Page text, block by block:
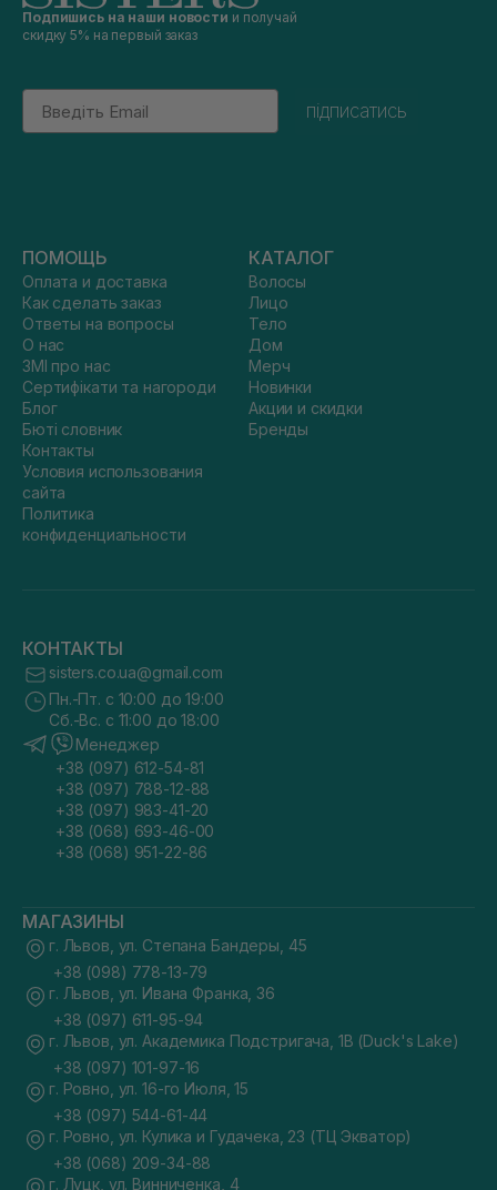
Подпишись на наши новости и получай
скидку 5% на первый заказ
Email
підписатись
ПОМОЩЬ
Оплата и доставка
Как сделать заказ
Ответы на вопросы
О нас
ЗМІ про нас
Сертифікати та нагороди
Блог
Бюті словник
Контакты
Условия использования
сайта
Политика
конфиденциальности
КАТАЛОГ
Волосы
Лицо
Тело
Дом
Мерч
Новинки
Акции и скидки
Бренды
КОНТАКТЫ
sisters.co.ua@gmail.com
Пн.-Пт. с 10:00 до 19:00
Сб.-Вс. с 11:00 до 18:00
Менеджер
+38 (097) 612-54-81
+38 (097) 788-12-88
+38 (097) 983-41-20
+38 (068) 693-46-00
+38 (068) 951-22-86
МАГАЗИНЫ
г. Львов, ул. Степана Бандеры, 45
+38 (098) 778-13-79
г. Львов, ул. Ивана Франка, 36
+38 (097) 611-95-94
г. Львов, ул. Академика Подстригача, 1В (Duck's Lake)
+38 (097) 101-97-16
г. Ровно, ул. 16-го Июля, 15
+38 (097) 544-61-44
г. Ровно, ул. Кулика и Гудачека, 23 (ТЦ Экватор)
+38 (068) 209-34-88
г. Луцк, ул. Винниченка, 4